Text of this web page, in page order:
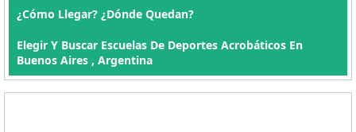
¿Cómo Llegar? ¿Dónde Quedan?
Elegir Y Buscar Escuelas De Deportes Acrobáticos En
Buenos Aires , Argentina